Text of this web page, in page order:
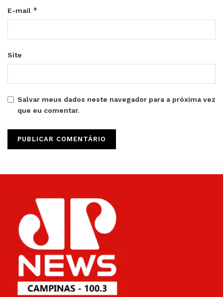
E-mail *
Site
Salvar meus dados neste navegador para a próxima vez
que eu comentar.